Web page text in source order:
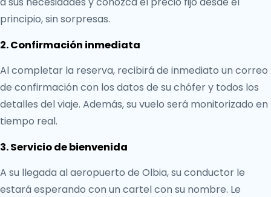
principio, sin sorpresas.
2. Confirmación inmediata
Al completar la reserva, recibirá de inmediato un correo
de confirmación con los datos de su chófer y todos los
detalles del viaje. Además, su vuelo será monitorizado en
tiempo real.
3. Servicio de bienvenida
A su llegada al aeropuerto de Olbia, su conductor le
estará esperando con un cartel con su nombre. Le